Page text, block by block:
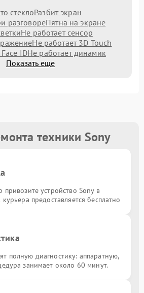
стеклоРазбит экран
разговореПятна на экране
Не работает сенсор
Не работает 3D Touch
IDНе работает динамик
Показать еще
техники Sony
устройство Sony в
предоставляется бесплатно
полную диагностику: аппаратную,
занимает около 60 минут.